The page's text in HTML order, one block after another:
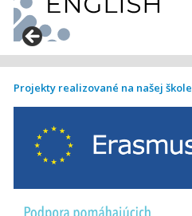
Projekty realizované na našej škole